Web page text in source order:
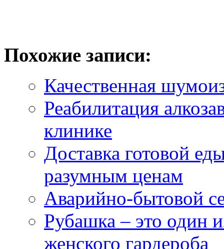
Похожие записи:
Качественная
Реабилитация
клинике
Доставка готовой
разумным ценам
Аварийно-бытовой
Рубашка – это один
женского гардероба